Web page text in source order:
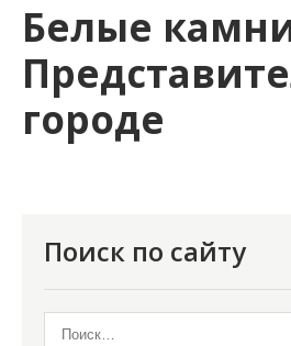
Белые
городе
Поиск по сайту